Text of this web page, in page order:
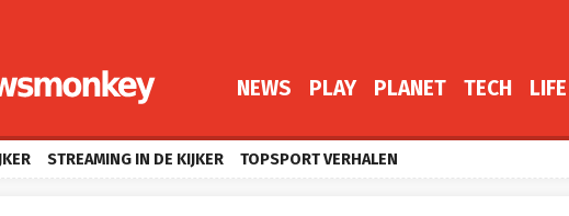
NEWS PLAY PLANET TECH LIFE
STREAMING IN DE KIJKER TOPSPORT VERHALEN